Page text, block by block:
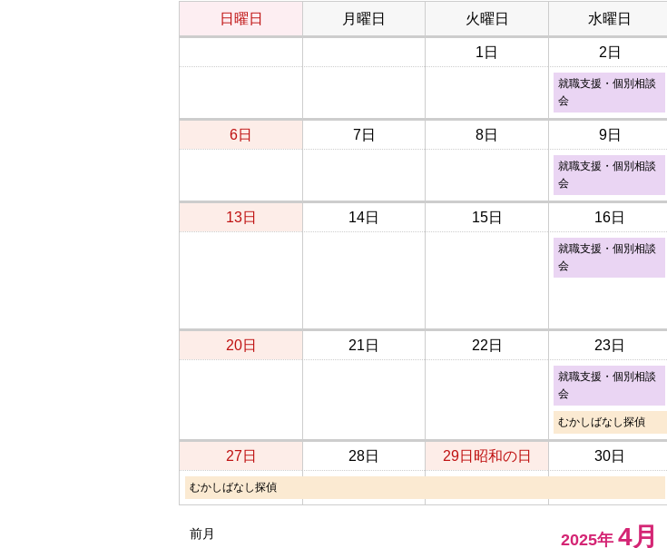
日曜日 月曜日 火曜日 水曜日
1日 2日
就職支援・個別相談
会
6日 7日 8日 9日
就職支援・個別相談
会
13日 14日 15日 16日
就職支援・個別相談
会
20日 21日 22日 23日
就職支援・個別相談
会
むかしばなし探偵
27日 28日 29日 昭和の日 30日
むかしばなし探偵
前月 2025年 4月